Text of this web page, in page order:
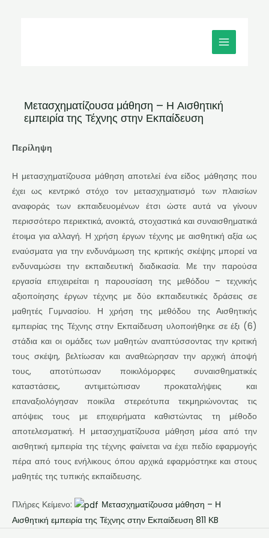
MAIN
MENU
Μετασχηματίζουσα μάθηση – Η Αισθητική
εμπειρία της Τέχνης στην Εκπαίδευση
Περίληψη
Η μετασχηματίζουσα μάθηση αποτελεί ένα είδος μάθησης που
έχει ως κεντρικό στόχο τον μετασχηματισμό των πλαισίων
αναφοράς των εκπαιδευομένων έτσι ώστε αυτά να γίνουν
περισσότερο περιεκτικά, ανοικτά, στοχαστικά και συναισθηματικά
έτοιμα για αλλαγή. Η χρήση έργων τέχνης με αισθητική αξία ως
εναύσματα για την ενδυνάμωση της κριτικής σκέψης μπορεί να
ενδυναμώσει την εκπαιδευτική διαδικασία. Με την παρούσα
εργασία επιχειρείται η παρουσίαση της μεθόδου – τεχνικής
αξιοποίησης έργων τέχνης με δύο εκπαιδευτικές δράσεις σε
μαθητές Γυμνασίου. Η χρήση της μεθόδου της Αισθητικής
εμπειρίας της Τέχνης στην Εκπαίδευση υλοποιήθηκε σε έξι (6)
στάδια και οι ομάδες των μαθητών αναπτύσσοντας την κριτική
τους σκέψη, βελτίωσαν και αναθεώρησαν την αρχική άποψή
τους, αποτύπωσαν ποικιλόμορφες συναισθηματικές
καταστάσεις, αντιμετώπισαν προκαταλήψεις και
επαναξιολόγησαν ποικίλα στερεότυπα τεκμηριώνοντας τις
απόψεις τους με επιχειρήματα καθιστώντας τη μέθοδο
αποτελεσματική. Η μετασχηματίζουσα μάθηση μέσα από την
αισθητική εμπειρία της τέχνης φαίνεται να έχει πεδίο εφαρμογής
πέρα από τους ενήλικους όπου αρχικά εφαρμόστηκε και στους
μαθητές της τυπικής εκπαίδευσης.
Πλήρες Κείμενο:
Μετασχηματίζουσα μάθηση – Η
Αισθητική εμπειρία της Τέχνης στην Εκπαίδευση 811 ΚB